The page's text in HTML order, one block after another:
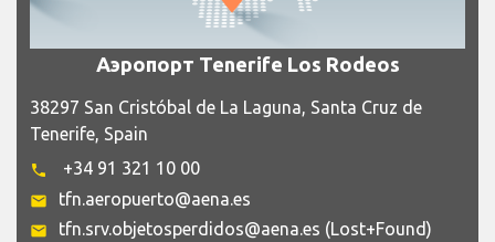
Аэропорт Tenerife Los Rodeos
38297 San Cristóbal de La Laguna, Santa Cruz de
Tenerife, Spain
phone +34 91 321 10 00
email tfn.aeropuerto@aena.es
email
tfn.srv.objetosperdidos@aena.es (Lost+Found)